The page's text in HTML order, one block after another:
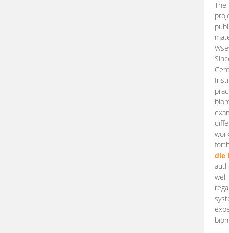
die
well